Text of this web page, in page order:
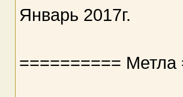
Январь 2017г.
========== Метла